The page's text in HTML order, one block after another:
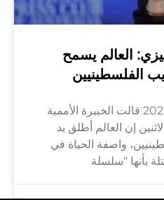
العالم يسمح
الفلسطينيين
مدار: 24 آذار/ مارس 2026 قالت الخبيرة الأممية
إن العالم أطلق يد
واصفة الحياة في
بأنها “سلسلة